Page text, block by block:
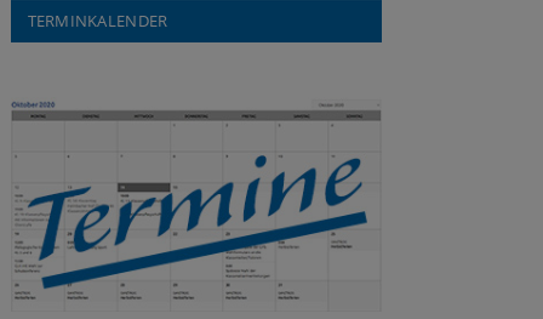
TERMINKALENDER